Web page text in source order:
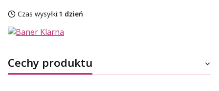
Czas wysyłki:1 dzień
Cechy produktu